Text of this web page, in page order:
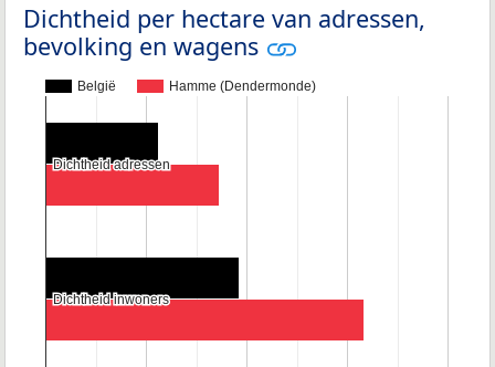
Dichtheid per hectare van adressen,
bevolking en wagens
België Hamme (Dendermonde)
Dichtheid adressen
Dichtheid adressen
Dichtheid inwoners
Dichtheid inwoners